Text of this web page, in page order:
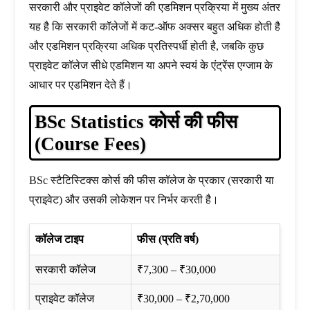
सरकारी और प्राइवेट कॉलेजों की एडमिशन प्रक्रिया में मुख्य अंतर
यह है कि सरकारी कॉलेजों में कट-ऑफ अक्सर बहुत अधिक होती है
और एडमिशन प्रक्रिया अधिक प्रतिस्पर्धी होती है, जबकि कुछ
प्राइवेट कॉलेज सीधे एडमिशन या अपने स्वयं के एंट्रेंस एग्जाम के
आधार पर एडमिशन देते हैं।
BSc Statistics कोर्स की फीस
(Course Fees)
BSc स्टैटिस्टिक्स कोर्स की फीस कॉलेज के प्रकार (सरकारी या
प्राइवेट) और उसकी लोकेशन पर निर्भर करती है।
कॉलेज टाइप फीस (प्रति वर्ष)
सरकारी कॉलेज ₹7,300 – ₹30,000
प्राइवेट कॉलेज ₹30,000 – ₹2,70,000